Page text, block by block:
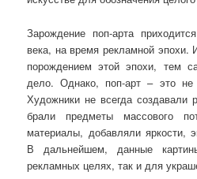
Зарождение поп-арта
века, на время рекламной эпохи.
порождением этой эпохи, тем
дело. Однако, поп-арт – это не
Художники не всегда создавали
брали предметы массового
материалы, добавляли яркости,
В дальнейшем, данные
рекламных целях, так и для